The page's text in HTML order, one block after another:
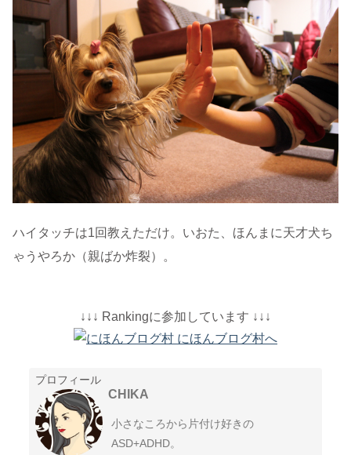
ハイタッチは1回教えただけ。いおた、ほんまに天才犬ち
ゃうやろか（親ばか炸裂）。
↓↓↓ Rankingに参加しています ↓↓↓
プロフィール
CHIKA
小さなころから片付け好きの
ASD+ADHD。